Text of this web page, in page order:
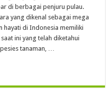
di berbagai penjuru pulau.
yang dikenal sebagai mega
hayati di Indonesia memiliki
ini yang telah diketahui
tanaman, …